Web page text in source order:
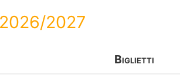
2027
Biglietti